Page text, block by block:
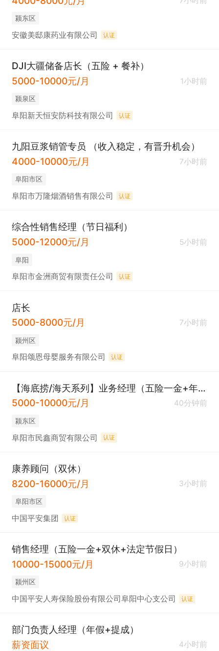
颍东区
安徽美邸康药业有限公司 认证
DJI大疆储备店长（五险 + 餐补）
5000-10000元/月
1小时前
颍泉区
阜阳新天恒安防科技有限公司 认证
九阳豆浆销管专员 （收入稳定，有晋升机会）
4000-10000元/月
7小时前
阜阳市区
阜阳市万隆烟酒销售有限公司 认证
综合性销售经理（节日福利）
5000-12000元/月
5小时前
阜阳
阜阳市金洲商贸有限责任公司 认证
店长
5000-8000元/月
7小时前
颍州区
阜阳颂恩母婴服务有限公司 认证
【海底捞/海天系列】业务经理（五险一金+年假+早八晚六）
5000-10000元/月
40分钟前
颍东区
阜阳市民鑫商贸有限公司 认证
康养顾问（双休）
8200-16000元/月
3小时前
阜阳市区
中国平安集团 认证
销售经理（五险一金+双休+法定节假日）
10000-15000元/月
9小时前
颍州区
中国平安人寿保险股份有限公司阜阳中心支公司 认证
部门负责人经理（年假+提成）
薪资面议
4小时前